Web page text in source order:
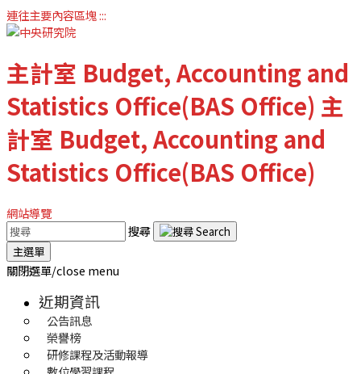
連往主要內容區塊:::
主計室 Budget, Accounting and
Statistics Office(BAS Office) 主
計室 Budget, Accounting and
Statistics Office(BAS Office)
網站導覽
搜尋
主選單
關閉選單/close menu
近期資訊
公告訊息
榮譽榜
研修課程及活動報導